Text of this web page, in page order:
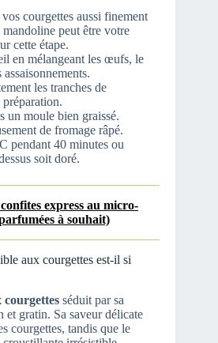
courgettes aussi finement
peut être votre
cette étape.
en mélangeant les œufs, le
les tranches de
préparation.
un moule bien graissé.
de fromage râpé.
pendant 40 minutes ou
soit doré.
express au micro-
à souhait)
aux courgettes est-il si
courgettes séduit par sa
et gratin. Sa saveur délicate
courgettes, tandis que le